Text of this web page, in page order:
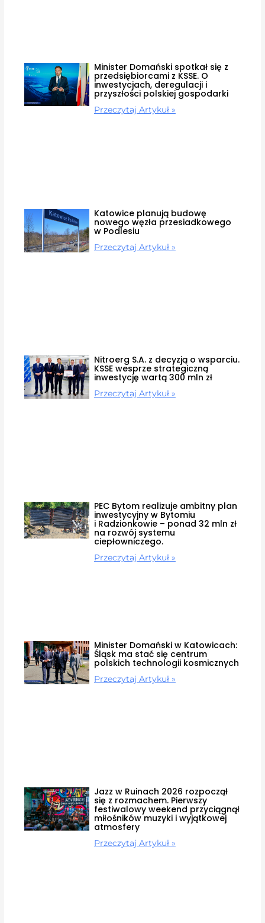
Minister Domański spotkał się z
przedsiębiorcami z KSSE. O
inwestycjach, deregulacji i
przyszłości polskiej gospodarki
Przeczytaj Artykuł »
Katowice planują budowę
nowego węzła przesiadkowego
w Podlesiu
Przeczytaj Artykuł »
Nitroerg S.A. z decyzją o wsparciu.
KSSE wesprze strategiczną
inwestycję wartą 300 mln zł
Przeczytaj Artykuł »
PEC Bytom realizuje ambitny plan
inwestycyjny w Bytomiu
i Radzionkowie – ponad 32 mln zł
na rozwój systemu
ciepłowniczego.
Przeczytaj Artykuł »
Minister Domański w Katowicach:
Śląsk ma stać się centrum
polskich technologii kosmicznych
Przeczytaj Artykuł »
Jazz w Ruinach 2026 rozpoczął
się z rozmachem. Pierwszy
festiwalowy weekend przyciągnął
miłośników muzyki i wyjątkowej
atmosfery
Przeczytaj Artykuł »